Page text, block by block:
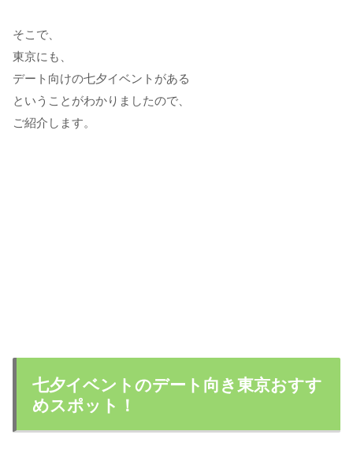
そこで、
東京にも、
デート向けの七夕イベントがある
ということがわかりましたので、
ご紹介します。
七夕イベントのデート向き東京おすす
めスポット！